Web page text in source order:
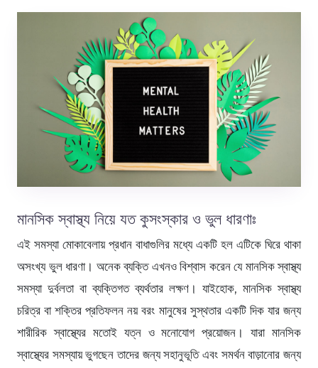
মানসিক স্বাস্থ্য নিয়ে যত কুসংস্কার ও ভুল ধারণাঃ
এই সমস্যা মোকাবেলায় প্রধান বাধাগুলির মধ্যে একটি হল এটিকে ঘিরে থাকা
অসংখ্য ভুল ধারণা। অনেক ব্যক্তি এখনও বিশ্বাস করেন যে মানসিক স্বাস্থ্য
সমস্যা দুর্বলতা বা ব্যক্তিগত ব্যর্থতার লক্ষণ। যাইহোক, মানসিক স্বাস্থ্য
চরিত্র বা শক্তির প্রতিফলন নয় বরং মানুষের সুস্থতার একটি দিক যার জন্য
শারীরিক স্বাস্থ্যের মতোই যত্ন ও মনোযোগ প্রয়োজন। যারা মানসিক
স্বাস্থ্যের সমস্যায় ভুগছেন তাদের জন্য সহানুভূতি এবং সমর্থন বাড়ানোর জন্য